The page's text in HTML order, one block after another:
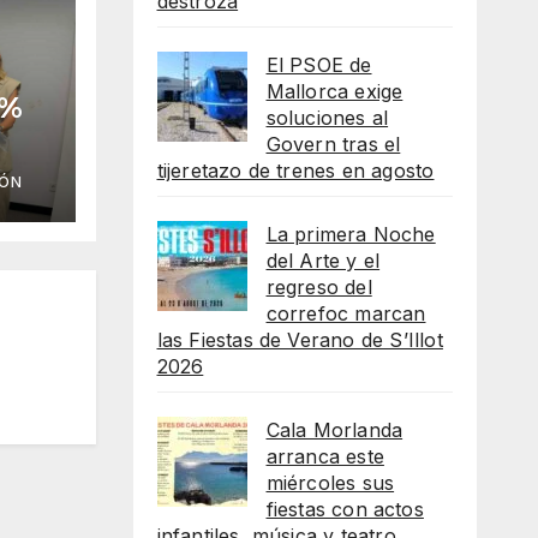
El PSOE de
Mallorca exige
soluciones al
Govern tras el
tijeretazo de trenes en agosto
La primera Noche
del Arte y el
regreso del
correfoc marcan
las Fiestas de Verano de S’Illot
2026
Cala Morlanda
arranca este
miércoles sus
fiestas con actos